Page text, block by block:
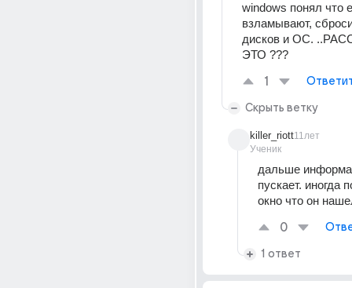
windows понял что
взламывают,
дисков и OC.
ЭТО ???
1
Скрыть ветку
killer_riott
Ученик
11лет
дальше
пускает. иногда
окно что он
0
1 ответ